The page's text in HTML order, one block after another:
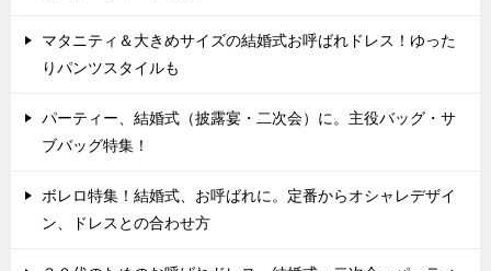
マタニティ＆大きめサイズの結婚式お呼ばれドレス！ゆった
りパンツスタイルも
パーティー、結婚式（披露宴・二次会）に。主役バッグ・サ
ブバッグ特集！
ボレロ特集！結婚式、お呼ばれに。定番からオシャレデザイ
ン、ドレスとの合わせ方